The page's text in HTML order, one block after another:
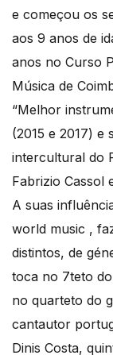
e começou os
aos 9 anos de
anos no Curso
Música de
“Melhor
(2015 e 2017)
intercultural do
Fabrizio Cassol
A suas
world music ,
distintos, de
toca no 7teto
no quarteto do
cantautor
Dinis Costa,